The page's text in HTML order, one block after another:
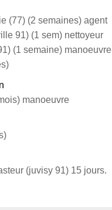
(77) (2 semaines) agent
91) (1 sem) nettoyeur
(1 semaine) manoeuvre
manoeuvre
(juvisy 91) 15 jours.